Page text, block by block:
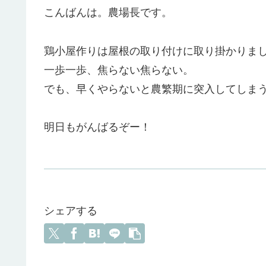
こんばんは。農場長です。
鶏小屋作りは屋根の取り付けに取り掛かりまし
一歩一歩、焦らない焦らない。
でも、早くやらないと農繁期に突入してしま
明日もがんばるぞー！
シェアする